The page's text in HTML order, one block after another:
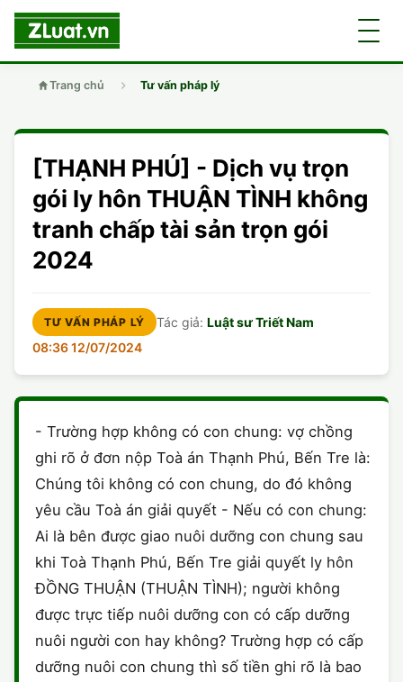
LUẬT SƯ
CHUYÊN VIÊN
TUYỂN DỤNG
DÂN SỰ
DOANH NGHIỆP
GIẤY PHÉP CON
LAO ĐỘNG
SỞ HỮU TRÍ TUỆ
THUẾ - BẢO HIỂM
DÂN SỰ
DOANH NGHIỆP
ĐẤT ĐAI
HÀNH CHÍNH
HÌNH SỰ
HÔN NHÂN - GIA ĐÌNH
SỞ HỮU TRÍ TUỆ
DI CHÚC
ĐĂNG KÝ XE
HÀNH CHÍNH
DOANH NGHIỆP
HỘ KINH DOANH
SỞ HỮU TRÍ TUỆ
LÝ LỊCH TƯ PHÁP
LY HÔN
ĐẤT ĐAI
HÌNH SỰ
HỢP ĐỒNG
TỐ TỤNG
KHÁC
Trang chủ Tư vấn pháp lý
[THẠNH PHÚ] - Dịch vụ trọn
gói ly hôn THUẬN TÌNH không
tranh chấp tài sản trọn gói
2024
TƯ VẤN PHÁP LÝ Tác giả:Luật sư Triết Nam
08:36 12/07/2024
- Trường hợp không có con chung: vợ chồng
ghi rõ ở đơn nộp Toà án Thạnh Phú, Bến Tre là:
Chúng tôi không có con chung, do đó không
yêu cầu Toà án giải quyết - Nếu có con chung:
Ai là bên được giao nuôi dưỡng con chung sau
khi Toà Thạnh Phú, Bến Tre giải quyết ly hôn
ĐỒNG THUẬN (THUẬN TÌNH); người không
được trực tiếp nuôi dưỡng con có cấp dưỡng
nuôi người con hay không? Trường hợp có cấp
dưỡng nuôi con chung thì số tiền ghi rõ là bao